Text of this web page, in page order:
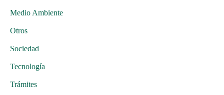
Medio Ambiente
Otros
Sociedad
Tecnología
Trámites